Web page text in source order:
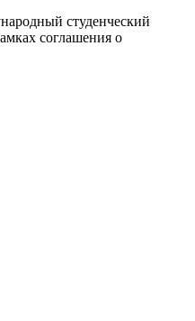
студенческий
соглашения о